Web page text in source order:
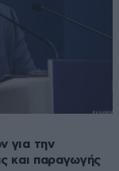
για την
και παραγωγής